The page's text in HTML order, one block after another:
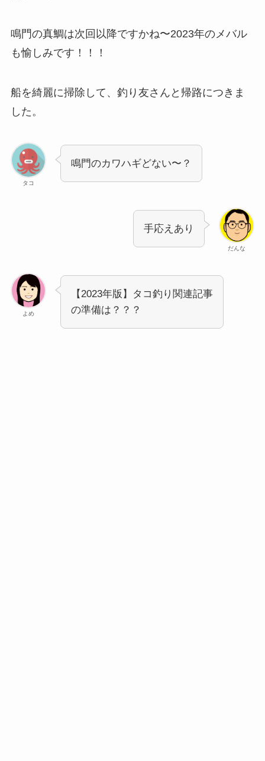
鳴門の真鯛は次回以降ですかね〜2023年のメバル
も愉しみです！！！
船を綺麗に掃除して、釣り友さんと帰路につきま
した。
タコ
鳴門のカワハギどない〜？
だんな
手応えあり
よめ
【2023年版】タコ釣り関連記事
の準備は？？？